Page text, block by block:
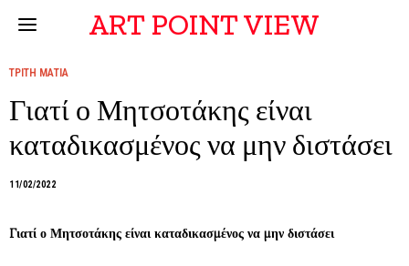
ART POINT VIEW
ΤΡΙΤΗ ΜΑΤΙΑ
Γιατί ο Μητσοτάκης είναι
καταδικασμένος να μην διστάσει
11/02/2022
Γιατί ο Μητσοτάκης είναι καταδικασμένος να μην διστάσει